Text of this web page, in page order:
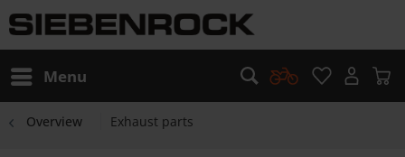
Menu
Overview Exhaust parts